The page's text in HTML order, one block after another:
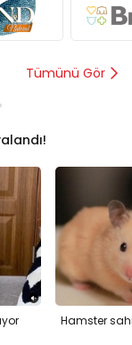
Tümünü Gör
Hamster